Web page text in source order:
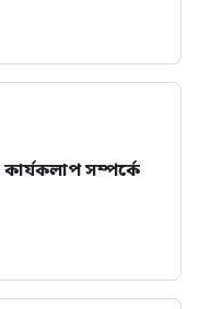
কার্যকলাপ সম্পর্কে